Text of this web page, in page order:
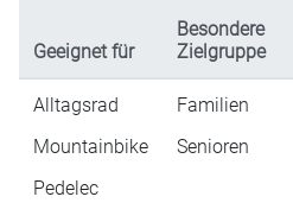
Geeignet für
Besondere
Zielgruppe
Alltagsrad
Mountainbike
Pedelec
Familien
Senioren